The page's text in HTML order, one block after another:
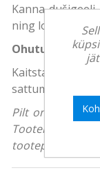
Kanna
ning loputa.
Ohutus
Kaitsta otsese
sattumist.
Pilt on
Tootekirjeldus
tootepakendil